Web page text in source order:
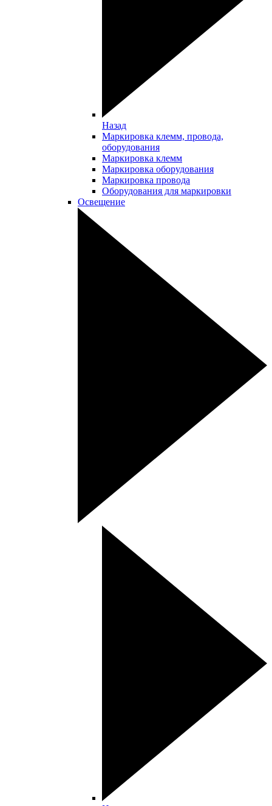
Назад
Маркировка клемм, провода,
оборудования
Маркировка клемм
Маркировка оборудования
Маркировка провода
Оборудования для маркировки
Освещение